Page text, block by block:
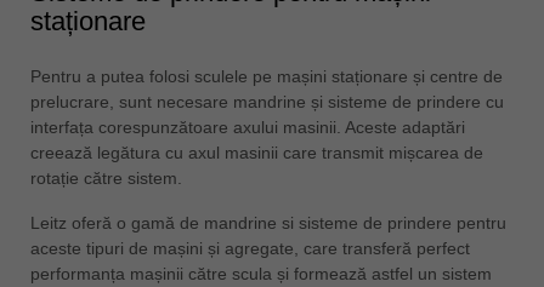
staționare
Pentru a putea folosi sculele pe mașini staționare și centre de
prelucrare, sunt necesare mandrine și sisteme de prindere cu
interfața corespunzătoare axului masinii. Aceste adaptări
creează legătura cu axul masinii care transmit mișcarea de
rotație către sistem.
Leitz oferă o gamă de mandrine si sisteme de prindere pentru
aceste tipuri de mașini și agregate, care transferă perfect
performanța mașinii către scula și formează astfel un sistem